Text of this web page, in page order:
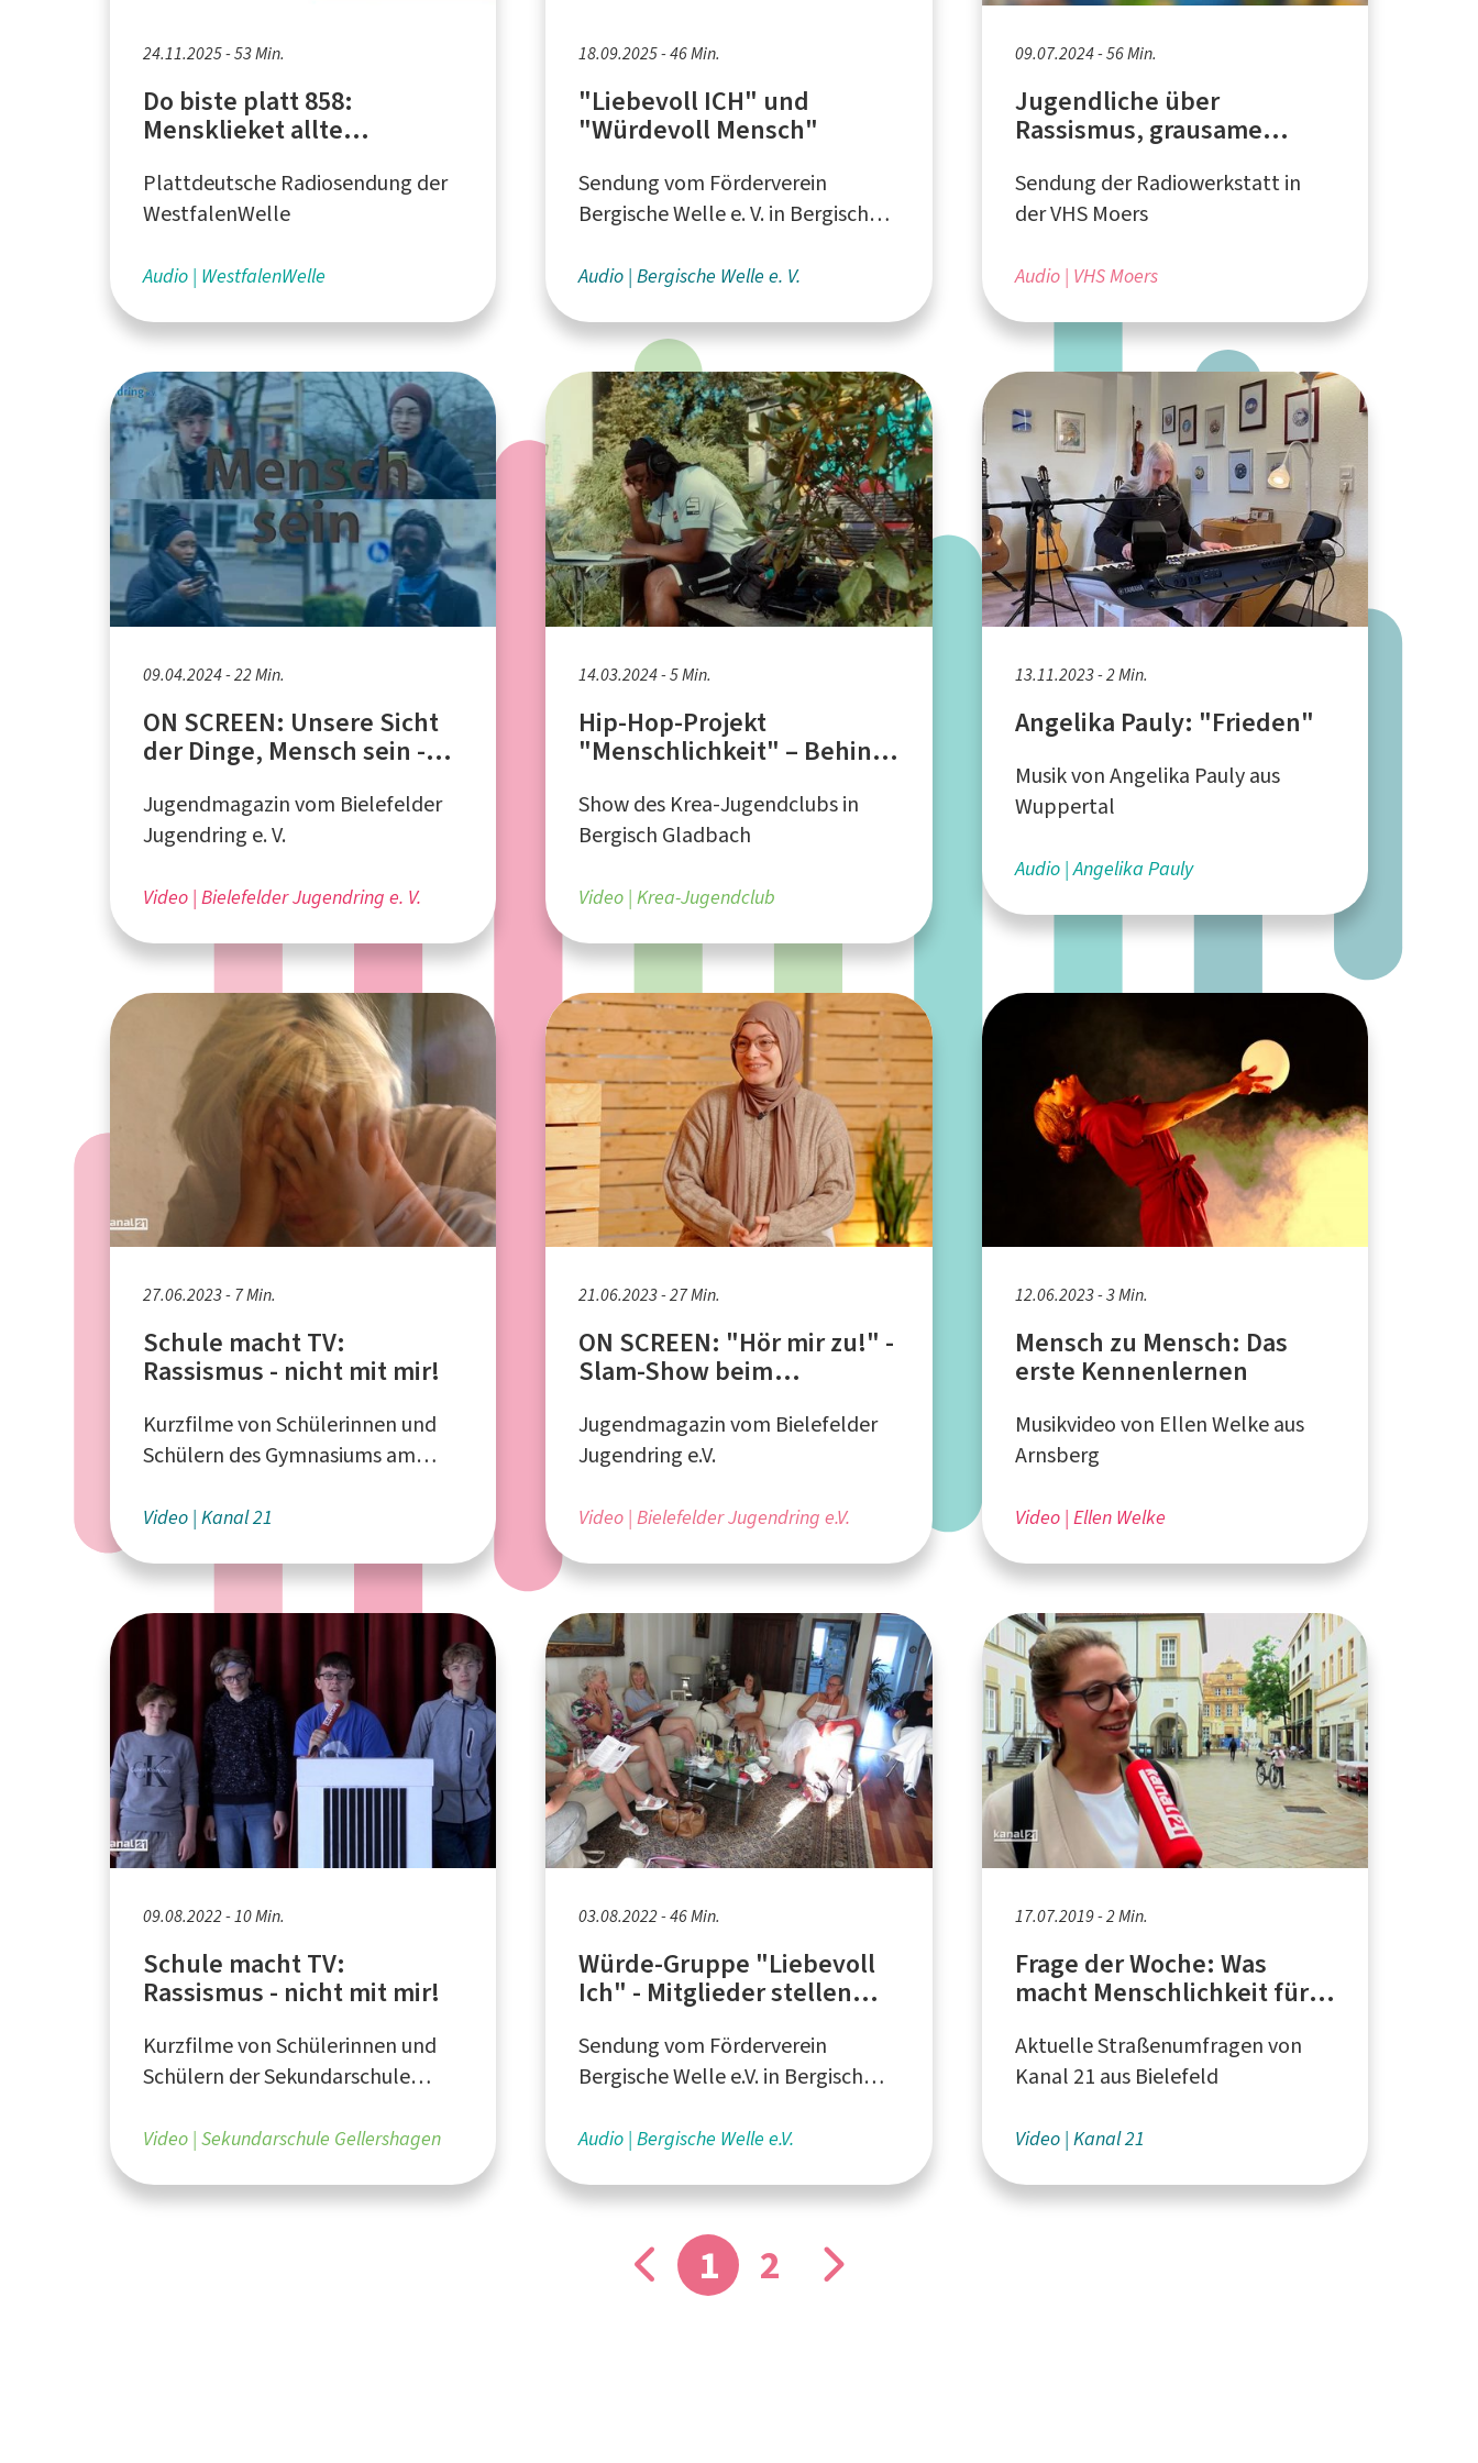
24.11.2025 - 53 Min.
Do biste platt 858:
Mensklieket allte
allzu menschlich)
Plattdeutsche Radiosendung der
WestfalenWelle
Audio WestfalenWelle
18.09.2025 - 46 Min.
"Liebevoll ICH" und
"Würdevoll Mensch"
Sendung vom Förderverein
Bergische Welle e. V. in Bergisch
Audio Bergische Welle e. V.
09.07.2024 - 56 Min.
Jugendliche über
Rassismus, grausame
Menschenrechte
Sendung der Radiowerkstatt in
der VHS Moers
Audio VHS Moers
09.04.2024 - 22 Min.
ON SCREEN: Unsere Sicht
der Dinge, Mensch sein -
Jugendmagazin vom Bielefelder
Jugendring e. V.
Video Bielefelder Jugendring e. V.
14.03.2024 - 5 Min.
Hip-Hop-Projekt
"Menschlichkeit" – Behind
Show des Krea-Jugendclubs in
Bergisch Gladbach
Video Krea-Jugendclub
13.11.2023 - 2 Min.
Angelika Pauly: "Frieden"
Musik von Angelika Pauly aus
Wuppertal
Audio Angelika Pauly
27.06.2023 - 7 Min.
Schule macht TV:
Rassismus - nicht mit mir!
Kurzfilme von Schülerinnen und
Schülern des Gymnasiums am
von Kanal 21
Video Kanal 21
21.06.2023 - 27 Min.
ON SCREEN: "Hör mir zu!" -
Slam-Show beim
Jugendmagazin vom Bielefelder
Jugendring e.V.
Video Bielefelder Jugendring e.V.
12.06.2023 - 3 Min.
Mensch zu Mensch: Das
erste Kennenlernen
Musikvideo von Ellen Welke aus
Arnsberg
Video Ellen Welke
09.08.2022 - 10 Min.
Schule macht TV:
Rassismus - nicht mit mir!
Kurzfilme von Schülerinnen und
Schülern der Sekundarschule
präsentiert von Kanal 21
Video Sekundarschule Gellershagen
03.08.2022 - 46 Min.
Würde-Gruppe "Liebevoll
Ich" - Mitglieder stellen
Sendung vom Förderverein
Bergische Welle e.V. in Bergisch
Audio Bergische Welle e.V.
17.07.2019 - 2 Min.
Frage der Woche: Was
macht Menschlichkeit für
Aktuelle Straßenumfragen von
Kanal 21 aus Bielefeld
Video Kanal 21
1 2